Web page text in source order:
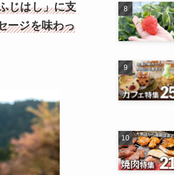
じはし」に支
ージを味わっ